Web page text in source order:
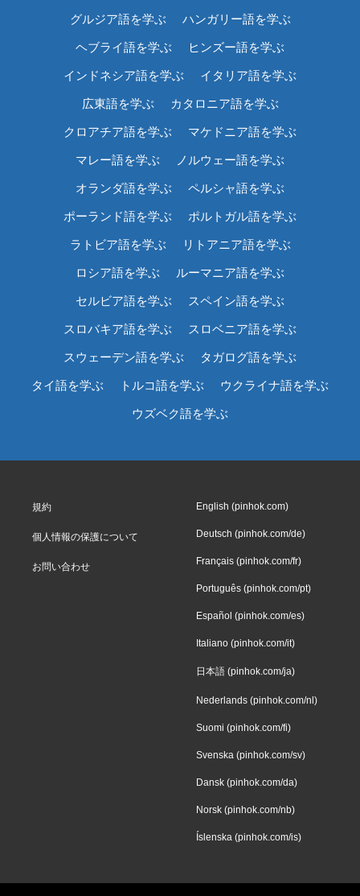
グルジア語を学ぶ ハンガリー語を学ぶ
ヘブライ語を学ぶ ヒンズー語を学ぶ
インドネシア語を学ぶ イタリア語を学ぶ
広東語を学ぶ カタロニア語を学ぶ
クロアチア語を学ぶ マケドニア語を学ぶ
マレー語を学ぶ ノルウェー語を学ぶ
オランダ語を学ぶ ペルシャ語を学ぶ
ポーランド語を学ぶ ポルトガル語を学ぶ
ラトビア語を学ぶ リトアニア語を学ぶ
ロシア語を学ぶ ルーマニア語を学ぶ
セルビア語を学ぶ スペイン語を学ぶ
スロバキア語を学ぶ スロベニア語を学ぶ
スウェーデン語を学ぶ タガログ語を学ぶ
タイ語を学ぶ トルコ語を学ぶ ウクライナ語を学ぶ
ウズベク語を学ぶ
規約
個人情報の保護について
お問い合わせ
English (pinhok.com)
Deutsch (pinhok.com/de)
Français (pinhok.com/fr)
Português (pinhok.com/pt)
Español (pinhok.com/es)
Italiano (pinhok.com/it)
日本語 (pinhok.com/ja)
Nederlands (pinhok.com/nl)
Suomi (pinhok.com/fi)
Svenska (pinhok.com/sv)
Dansk (pinhok.com/da)
Norsk (pinhok.com/nb)
Íslenska (pinhok.com/is)